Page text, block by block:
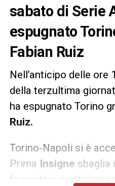
sabato di Serie
espugnato
Fabian Ruiz
Nell’anticipo delle
della terzultima
ha espugnato Torino
Ruiz.
Torino-Napoli si è
Prima Insigne sbaglia
facendosi ipnotizzare